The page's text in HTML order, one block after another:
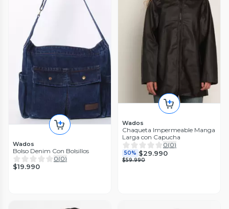
Wados
Bolso Denim Con Bolsillos
0(0)
$19.990
Wados
Chaqueta Impermeable Manga
Larga con Capucha
0(0)
50% $29.990
$59.990